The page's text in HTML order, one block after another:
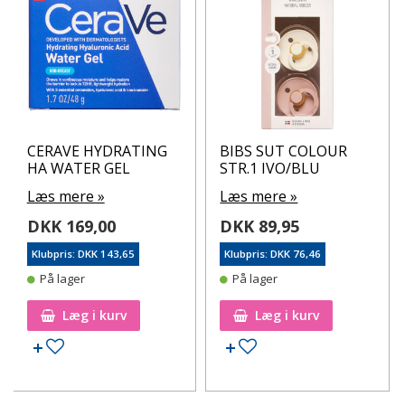
CERAVE HYDRATING
HA WATER GEL
Læs mere »
DKK 169,00
Klubpris: DKK 143,65
På lager
Læg i kurv
Tilføj til ønskeseddel
BIBS SUT COLOUR
STR.1 IVO/BLU
Læs mere »
DKK 89,95
Klubpris: DKK 76,46
På lager
Læg i kurv
Tilføj til ønskeseddel